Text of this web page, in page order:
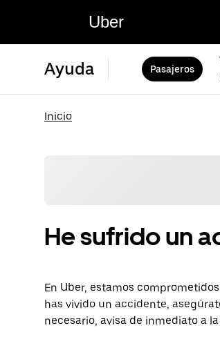
Uber
Ayuda Pasajeros
Inicio
He sufrido un
En Uber, estamos
has vivido un accidente,
necesario, avisa de inmediato a